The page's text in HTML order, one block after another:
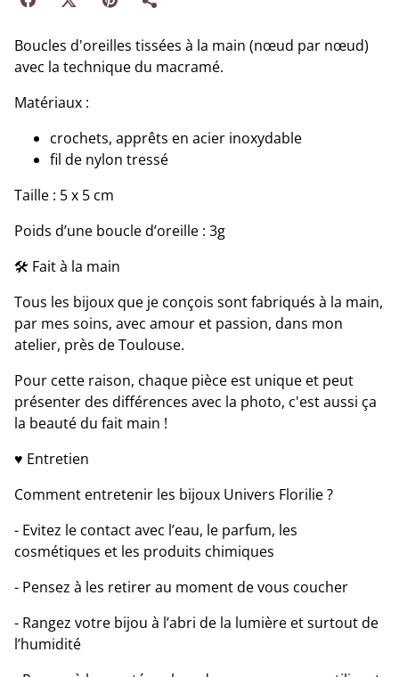
Boucles d'oreilles tissées à la main (nœud par nœud)
avec la technique du macramé.
Matériaux :
crochets, apprêts en acier inoxydable
fil de nylon tressé
Taille : 5 x 5 cm
Poids d’une boucle d’oreille : 3g
🛠 Fait à la main
Tous les bijoux que je conçois sont fabriqués à la main,
par mes soins, avec amour et passion, dans mon
atelier, près de Toulouse.
Pour cette raison, chaque pièce est unique et peut
présenter des différences avec la photo, c'est aussi ça
la beauté du fait main !
♥ Entretien
Comment entretenir les bijoux Univers Florilie ?
- Evitez le contact avec l’eau, le parfum, les
cosmétiques et les produits chimiques
- Pensez à les retirer au moment de vous coucher
- Rangez votre bijou à l’abri de la lumière et surtout de
l’humidité